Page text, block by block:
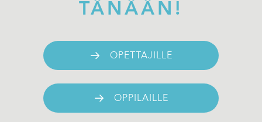
TÄNÄÄN!
OPETTAJILLE
OPPILAILLE